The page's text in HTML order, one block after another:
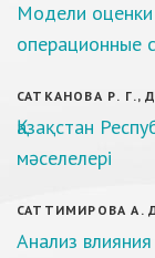
Модели оценки
операционные
САТКАНОВА Р. Г.,
Қазақстан
мәселелері
САТТИМИРОВА А.
Анализ